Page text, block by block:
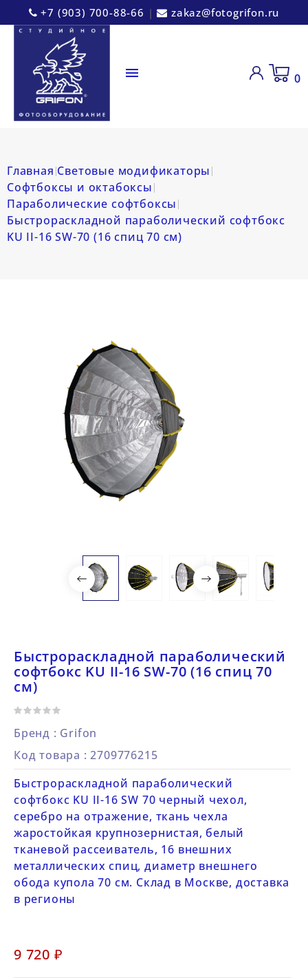
+7 (903) 700-88-66 | zakaz@fotogrifon.ru
 0
Главная Световые модификаторы
Софтбоксы и октабоксы
Параболические софтбоксы
Быстрораскладной параболический софтбокс
KU II-16 SW-70 (16 спиц 70 см)
Быстрораскладной параболический
софтбокс KU II-16 SW-70 (16 спиц 70
см)
Бренд : Grifon
Код товара : 2709776215
Быстрораскладной параболический
софтбокс KU II-16 SW 70 черный чехол,
серебро на отражение, ткань чехла
жаростойкая крупнозернистая, белый
тканевой рассеиватель, 16 внешних
металлических спиц, диаметр внешнего
обода купола 70 см. Склад в Москве, доставка
в регионы
9 720 ₽